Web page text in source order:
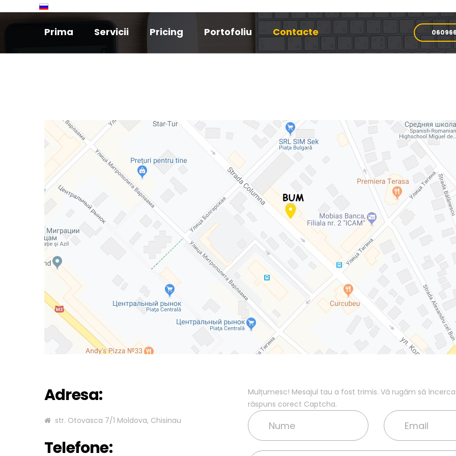
Prima Servicii Pricing Portofoliu Contacte
Adresa:
str. Otovasca 7/1 Moldova, Chisinau
Telefone:
Mulțumesc! Mesajul tau a fost trimis. Vă rugăm să
răspuns corect Captcha.